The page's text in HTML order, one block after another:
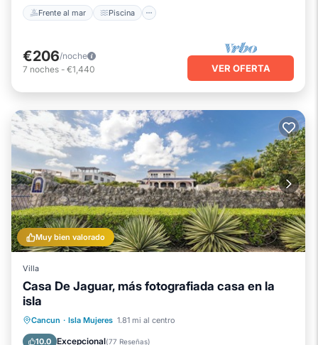
Frente al mar Piscina
€206/noche
7 noches - €1,440 VER OFERTA
Muy bien valorado
Villa
Casa De Jaguar, más fotografiada casa en la
isla
Cancun · Isla Mujeres 1.81 mi al centro
10.0 Excepcional(77 Reseñas)
Piscina privada
Piscina
Vista al mar
Balcón/Terraza